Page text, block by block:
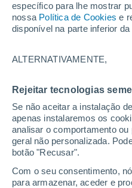
específico para lhe mostrar
nossa Política de Cookies e
disponível na parte inferior
ALTERNATIVAMENTE,
Rejeitar tecnologias
Se não aceitar a instalação
apenas instalaremos os
analisar o comportamento
geral não personalizada.
botão "Recusar".
Com o seu consentimento,
para armazenar, aceder e
PRES. | V > 10
| NEB. | PREC.
Portugal
ECMWF
GFS
ECMWF Europa
GFS Europa